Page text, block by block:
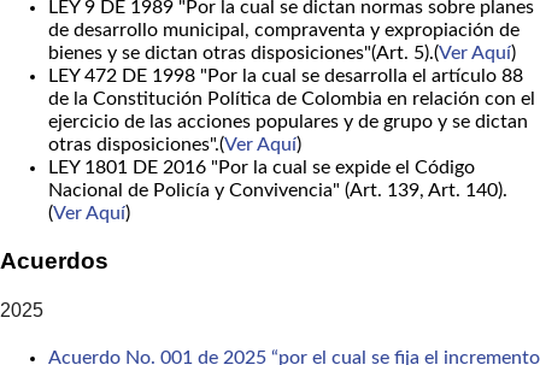
LEY 9 DE 1989 "Por la cual se dictan normas sobre planes
de desarrollo municipal, compraventa y expropiación de
bienes y se dictan otras disposiciones"(Art. 5).(Ver Aquí)
LEY 472 DE 1998 "Por la cual se desarrolla el artículo 88
de la Constitución Política de Colombia en relación con el
ejercicio de las acciones populares y de grupo y se dictan
otras disposiciones".(Ver Aquí)
LEY 1801 DE 2016 "Por la cual se expide el Código
Nacional de Policía y Convivencia" (Art. 139, Art. 140).
(Ver Aquí)
Acuerdos
2025
Acuerdo No. 001 de 2025 “por el cual se fija el incremento